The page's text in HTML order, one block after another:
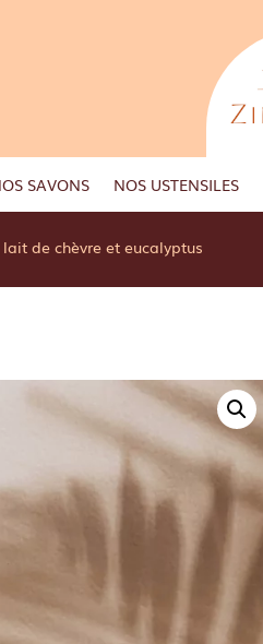
SAVONS NOS USTENSILES
de chèvre et eucalyptus